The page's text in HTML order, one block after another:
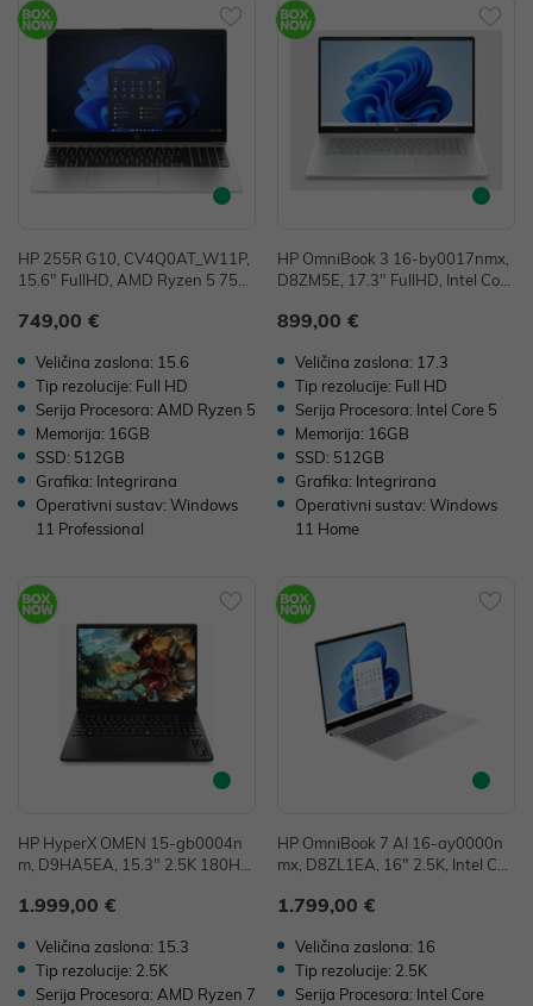
HP 255R G10, CV4Q0AT_W11P,
15.6" FullHD, AMD Ryzen 5 753
MD Radeon Graphics
749,00 €
Veličina zaslona: 15.6
Tip rezolucije: Full HD
Serija Procesora: AMD Ryzen 5
Memorija: 16GB
SSD: 512GB
Grafika: Integrirana
Operativni sustav: Windows
11 Professional
HP OmniBook 3 16-by0017nmx,
D8ZM5E, 17.3" FullHD, Intel Core
H, Integrated Graphics
899,00 €
Veličina zaslona: 17.3
Tip rezolucije: Full HD
Serija Procesora: Intel Core 5
Memorija: 16GB
SSD: 512GB
Grafika: Integrirana
Operativni sustav: Windows
11 Home
HP HyperX OMEN 15-gb0004n
m, D9HA5EA, 15.3" 2.5K 180Hz,
B SSD, FreeDOS, NVIDIA GeForc
1.999,00 €
Veličina zaslona: 15.3
Tip rezolucije: 2.5K
Serija Procesora: AMD Ryzen 7
HP OmniBook 7 AI 16-ay0000n
mx, D8ZL1EA, 16" 2.5K, Intel Cor
W11P, Integrated Graphics
1.799,00 €
Veličina zaslona: 16
Tip rezolucije: 2.5K
Serija Procesora: Intel Core